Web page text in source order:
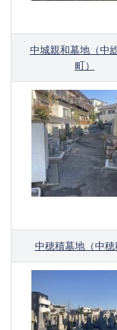
中城親和墓地（中
町）
中穂積墓地（中穂